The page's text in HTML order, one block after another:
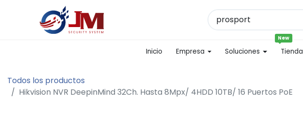
Inicio Empresa Soluciones Tienda
New
Todos los productos
Hikvision NVR DeepinMind 32Ch. Hasta 8Mpx/ 4HDD 10TB/ 16 Puertos PoE